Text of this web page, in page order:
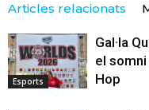
Articles relacionats
Esports
Gal·la
el
Hop